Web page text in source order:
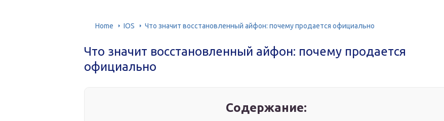
Home IOS Что значит восстановленный айфон: почему продается официально
Что значит восстановленный айфон: почему продается
официально
Содержание: